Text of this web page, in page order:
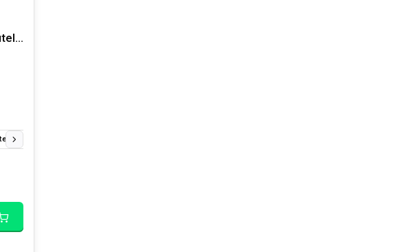
Krachtdop Hex 1/2" lang set- 10 stuks
- steeksleutel (42-delig)